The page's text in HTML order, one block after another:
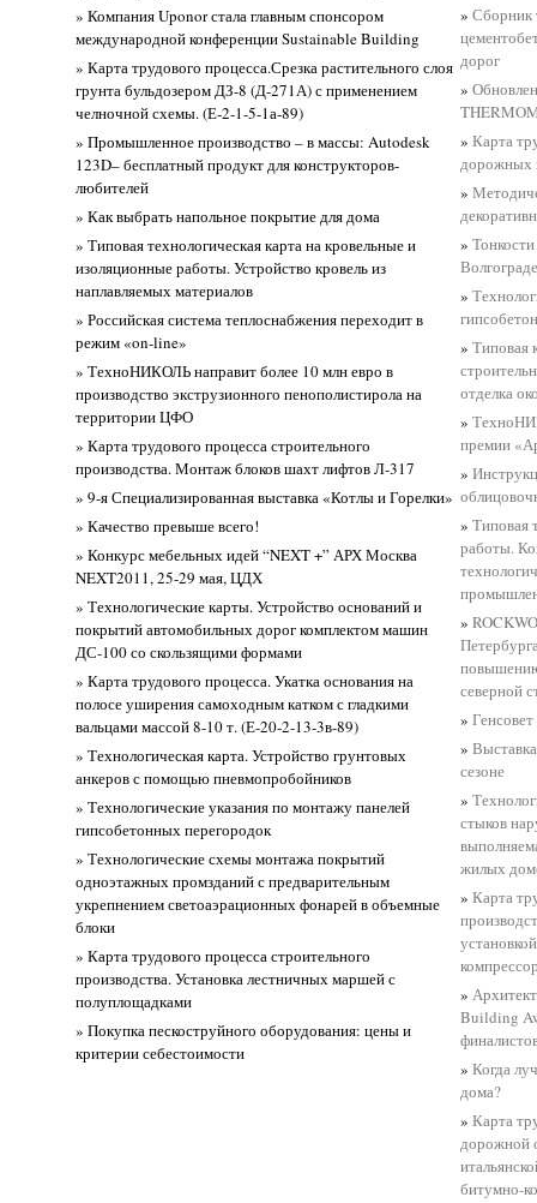
» Компания Uponor стала главным спонсором
международной конференции Sustainable Building
» Карта трудового процесса.Срезка растительного слоя
грунта бульдозером ДЗ-8 (Д-271А) с применением
челночной схемы. (Е-2-1-5-1а-89)
» Промышленное производство – в массы: Autodesk
123D– бесплатный продукт для конструкторов-
любителей
» Как выбрать напольное покрытие для дома
» Типовая технологическая карта на кровельные и
изоляционные работы. Устройство кровель из
наплавляемых материалов
» Российская система теплоснабжения переходит в
режим «on-line»
» ТехноНИКОЛЬ направит более 10 млн евро в
производство экструзионного пенополистирола на
территории ЦФО
» Карта трудового процесса строительного
производства. Монтаж блоков шахт лифтов Л-317
» 9-я Специализированная выставка «Котлы и Горелки»
» Качество превыше всего!
» Конкурс мебельных идей “NEXT +” АРХ Москва
NEXT2011, 25-29 мая, ЦДХ
» Технологические карты. Устройство оснований и
покрытий автомобильных дорог комплектом машин
ДС-100 со скользящими формами
» Карта трудового процесса. Укатка основания на
полосе уширения самоходным катком с гладкими
вальцами массой 8-10 т. (Е-20-2-13-3в-89)
» Технологическая карта. Устройство грунтовых
анкеров с помощью пневмопробойников
» Технологические указания по монтажу панелей
гипсобетонных перегородок
» Технологические схемы монтажа покрытий
одноэтажных промзданий с предварительным
укрепнением светоаэрационных фонарей в объемные
блоки
» Карта трудового процесса строительного
производства. Установка лестничных маршей с
полуплощадками
» Покупка пескоструйного оборудования: цены и
критерии себестоимости
»Сборник
дорог
»
»Карта
дорожных
»
»
»
»Типовая
отделка
»
премии
»
»Типовая
работы.
»
северной
»
»
сезоне
»
стыков
жилых
»Карта
»
Building
»Когда
дома?
»Карта
дорожной
битумно-